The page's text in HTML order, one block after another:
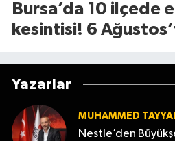
Bursa’da 10 ilçede
kesintisi! 6
Yazarlar
MUHAMMED
Nestle’den